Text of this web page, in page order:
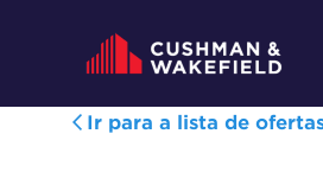
Ir para a lista de